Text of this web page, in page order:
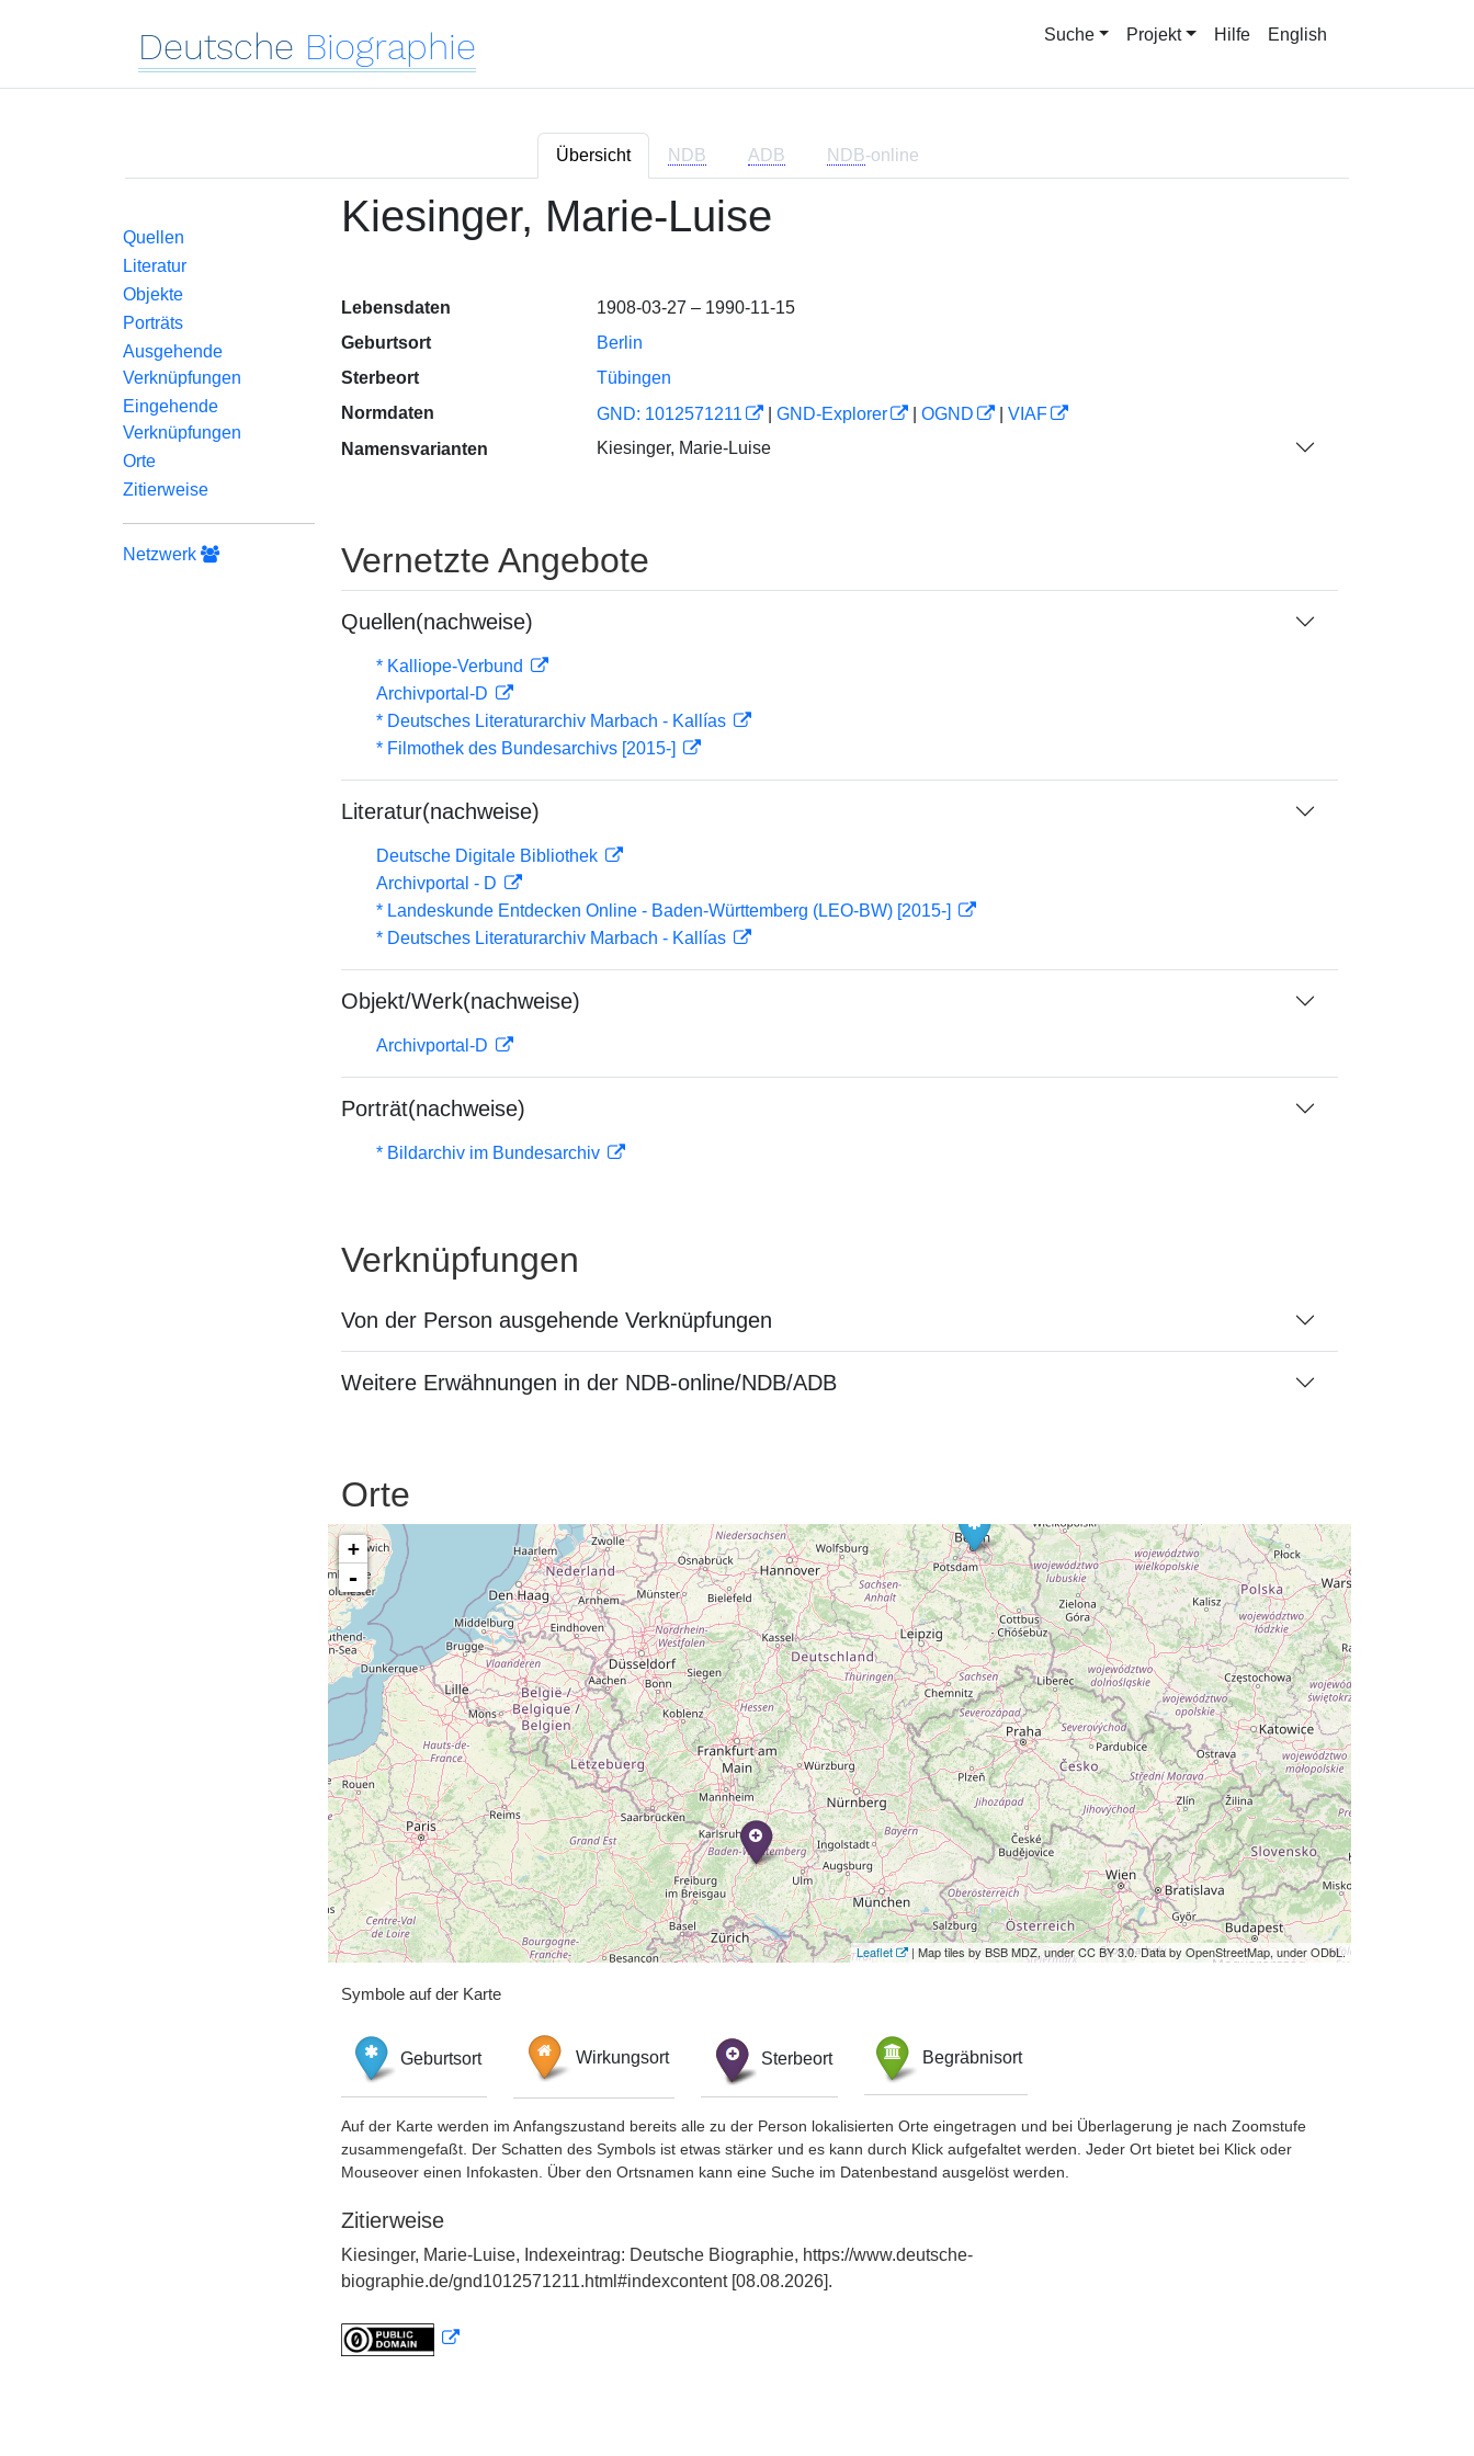
Deutsche Biographie Suche Projekt Hilfe English
Übersicht NDB ADB NDB-online
Quellen
Literatur
Objekte
Porträts
Ausgehende
Verknüpfungen
Eingehende
Verknüpfungen
Orte
Zitierweise
Netzwerk
Kiesinger, Marie-Luise
Lebensdaten
1908-03-27 – 1990-11-15
Geburtsort
Berlin
Sterbeort
Tübingen
Normdaten
GND: 1012571211 GND-Explorer OGND
VIAF
Namensvarianten
Kiesinger, Marie-Luise
Vernetzte Angebote
Quellen(nachweise)
* Kalliope-Verbund
Archivportal-D
* Deutsches Literaturarchiv Marbach - Kallías
* Filmothek des Bundesarchivs [2015-]
Literatur(nachweise)
Deutsche Digitale Bibliothek
Archivportal - D
* Landeskunde Entdecken Online - Baden-Württemberg (LEO-BW) [2015-]
* Deutsches Literaturarchiv Marbach - Kallías
Objekt/Werk(nachweise)
Archivportal-D
Porträt(nachweise)
* Bildarchiv im Bundesarchiv
Verknüpfungen
Von der Person ausgehende Verknüpfungen
Weitere Erwähnungen in der NDB-online/NDB/ADB
Orte
+
-
Leaflet | Map tiles by BSB MDZ, under CC BY 3.0. Data by OpenStreetMap, under ODbL.
Symbole auf der Karte
Geburtsort Wirkungsort Sterbeort Begräbnisort
Auf der Karte werden im Anfangszustand bereits alle zu der Person lokalisierten Orte eingetragen und bei Überlagerung je nach Zoomstufe
zusammengefaßt. Der Schatten des Symbols ist etwas stärker und es kann durch Klick aufgefaltet werden. Jeder Ort bietet bei Klick oder
Mouseover einen Infokasten. Über den Ortsnamen kann eine Suche im Datenbestand ausgelöst werden.
Zitierweise
Kiesinger, Marie-Luise, Indexeintrag: Deutsche Biographie, https://www.deutsche-
biographie.de/gnd1012571211.html#indexcontent [08.08.2026].